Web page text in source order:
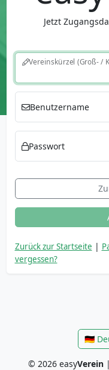
Jetzt
Vereinskürzel (Groß- /
Benutzername
Passwort
Zurück zur Startseite |
vergessen?
🇩🇪
© 2026 easyVerein |